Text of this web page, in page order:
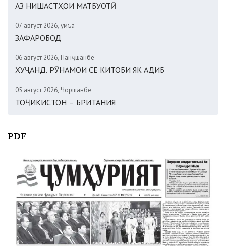
АЗ НИШАСТҲОИ МАТБУОТӢ
07 август 2026, Ҷумъа
ЗАФАРОБОД
06 август 2026, Панҷшанбе
ХУҶАНД. РӮНАМОИ СЕ КИТОБИ ЯК АДИБ
05 август 2026, Чоршанбе
ТОҶИКИСТОН – БРИТАНИЯ
PDF